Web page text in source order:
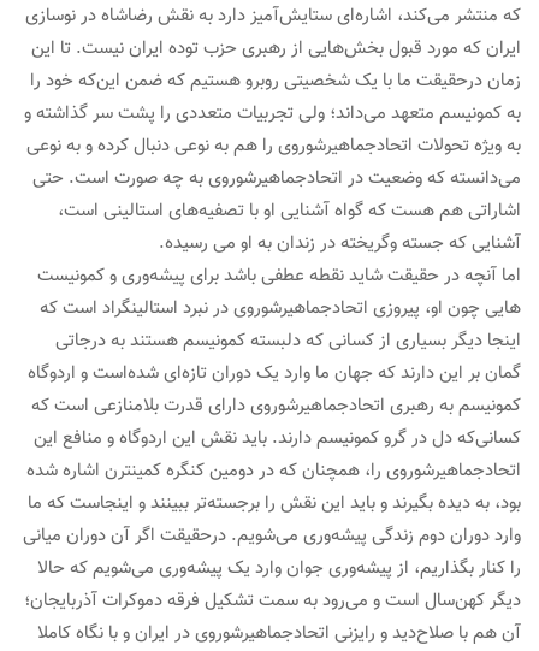
که منتشر می‌کند، اشاره‌ای ستایش‌آمیز دارد به نقش رضاشاه در نوسازی
ایران که مورد قبول بخش‌هایی از رهبری حزب توده ایران نیست. تا این
زمان درحقیقت ما با یک شخصیتی روبرو هستیم که ضمن این‌که خود را
به کمونیسم متعهد می‌داند؛ ولی تجربیات متعددی را پشت سر گذاشته و
به ویژه تحولات اتحادجماهیرشوروی را هم به نوعی دنبال کرده و به نوعی
می‌دانسته که وضعیت در اتحادجماهیرشوروی به چه صورت است. حتی
اشاراتی هم هست که گواه آشنایی او با تصفیه‌های استالینی است،
آشنایی که جسته وگریخته در زندان به او می رسیده.
اما آنچه در حقیقت شاید نقطه عطفی باشد برای پیشه‌وری و کمونیست
هایی چون او، پیروزی اتحادجماهیرشوروی در نبرد استالینگراد است که
اینجا دیگر بسیاری از کسانی که دلبسته کمونیسم هستند به درجاتی
گمان بر این دارند که جهان ما وارد یک دوران تازه‌ای شده‌است و اردوگاه
کمونیسم به رهبری اتحادجماهیرشوروی دارای قدرت بلامنازعی است که
کسانی‌که دل در گرو کمونیسم دارند. باید نقش این اردوگاه و منافع این
اتحادجماهیرشوروی را، همچنان که در دومین کنگره کمینترن اشاره شده
بود، به دیده بگیرند و باید این نقش را برجسته‌تر ببینند و اینجاست که ما
وارد دوران دوم زندگی پیشه‌وری می‌شویم. درحقیقت اگر آن دوران میانی
را کنار بگذاریم، از پیشه‌وری جوان وارد یک پیشه‌وری می‌شویم که حالا
دیگر کهن‌سال است و می‌رود به سمت تشکیل فرقه دموکرات آذربایجان؛
آن هم با صلاح‌دید و رایزنی اتحادجماهیرشوروی در ایران و با نگاه کاملا